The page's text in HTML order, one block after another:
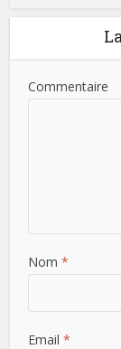
Commentaire
Nom *
Email *